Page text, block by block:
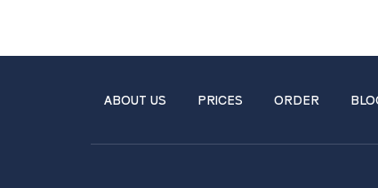
ABOUT US PRICES ORDER